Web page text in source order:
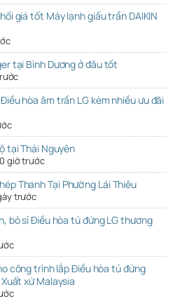
giá tốt Máy lạnh giấu trần DAIKIN
tại Bình Dương ở đâu tốt
hòa âm trần LG kèm nhiều ưu đãi
tại Thái Nguyên
giờ trước
Thanh Tại Phường Lái Thiêu
trước
bỏ sỉ Điều hòa tủ đứng LG thương
công trình lắp Điều hòa tủ đứng
Xuất xứ Malaysia